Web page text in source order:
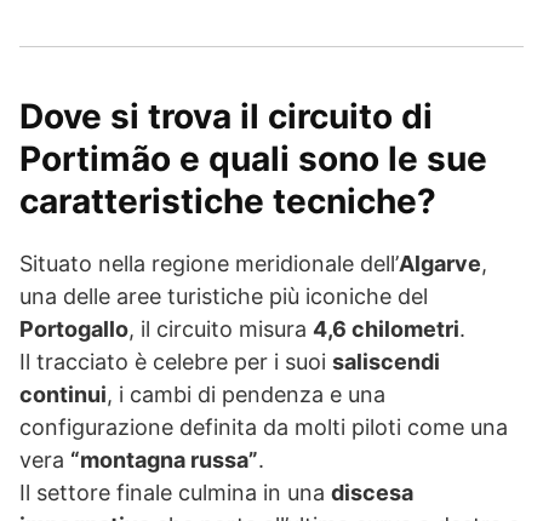
Dove si trova il circuito di
Portimão e quali sono le sue
caratteristiche tecniche?
Situato nella regione meridionale dell’Algarve,
una delle aree turistiche più iconiche del
Portogallo, il circuito misura 4,6 chilometri.
Il tracciato è celebre per i suoi saliscendi
continui, i cambi di pendenza e una
configurazione definita da molti piloti come una
vera “montagna russa”.
Il settore finale culmina in una discesa